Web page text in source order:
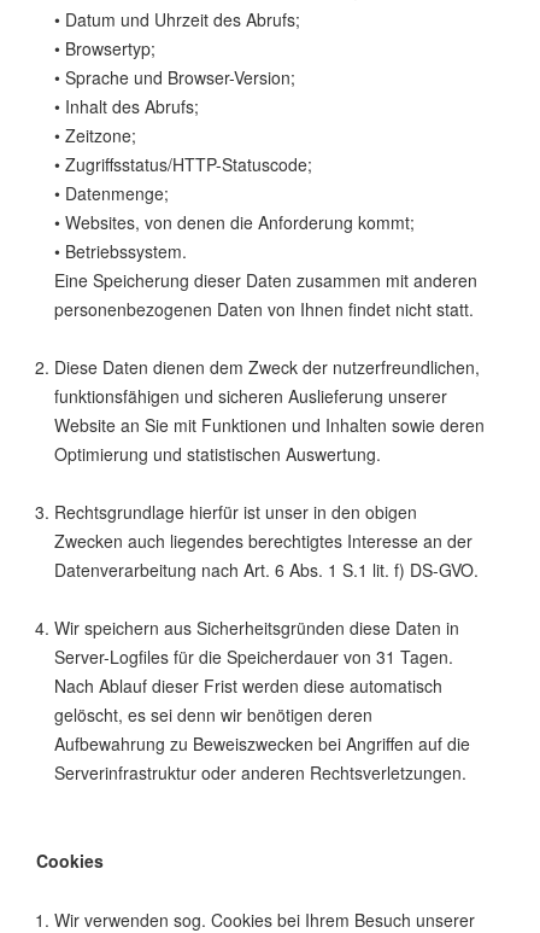
• Datum und Uhrzeit des Abrufs;
• Browsertyp;
• Sprache und Browser-Version;
• Inhalt des Abrufs;
• Zeitzone;
• Zugriffsstatus/HTTP-Statuscode;
• Datenmenge;
• Websites, von denen die Anforderung kommt;
• Betriebssystem.
Eine Speicherung dieser Daten zusammen mit anderen
personenbezogenen Daten von Ihnen findet nicht statt.
Diese Daten dienen dem Zweck der nutzerfreundlichen,
funktionsfähigen und sicheren Auslieferung unserer
Website an Sie mit Funktionen und Inhalten sowie deren
Optimierung und statistischen Auswertung.
Rechtsgrundlage hierfür ist unser in den obigen
Zwecken auch liegendes berechtigtes Interesse an der
Datenverarbeitung nach Art. 6 Abs. 1 S.1 lit. f) DS-GVO.
Wir speichern aus Sicherheitsgründen diese Daten in
Server-Logfiles für die Speicherdauer von 31 Tagen.
Nach Ablauf dieser Frist werden diese automatisch
gelöscht, es sei denn wir benötigen deren
Aufbewahrung zu Beweiszwecken bei Angriffen auf die
Serverinfrastruktur oder anderen Rechtsverletzungen.
Cookies
Wir verwenden sog. Cookies bei Ihrem Besuch unserer